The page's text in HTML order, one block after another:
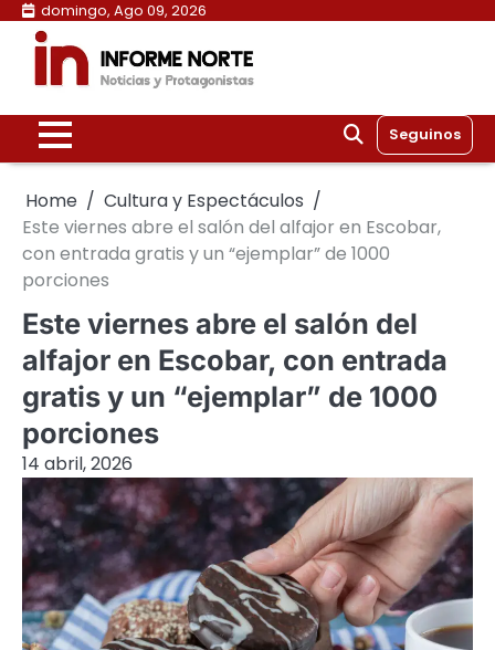
Skip
content
domingo, Ago 09, 2026
Seguinos
Home
Cultura y Espectáculos
Este viernes abre el salón del alfajor en Escobar,
con entrada gratis y un “ejemplar” de 1000
porciones
Este viernes abre el salón del
alfajor en Escobar, con entrada
gratis y un “ejemplar” de 1000
porciones
14 abril, 2026